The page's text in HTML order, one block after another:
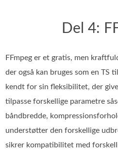
Del 4:
FFmpeg er et gratis, men
der også kan bruges som en TS
kendt for sin fleksibilitet, der
tilpasse forskellige parametre
båndbredde,
understøtter den forskellige
sikrer kompatibilitet med